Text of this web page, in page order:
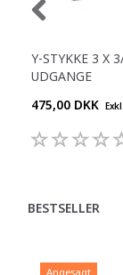
Y-STYKKE 3 X
UDGANGE
475,00 DKK
BESTSELLER
Angesagt